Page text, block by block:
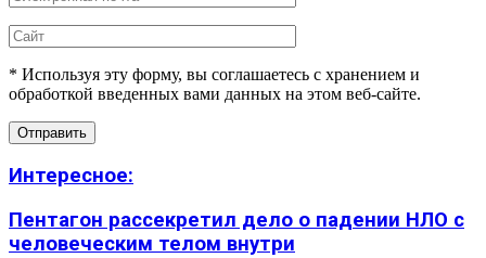
* Используя эту форму, вы соглашаетесь с хранением и
обработкой введенных вами данных на этом веб-сайте.
Интересное:
Пентагон рассекретил дело о падении НЛО с
человеческим телом внутри